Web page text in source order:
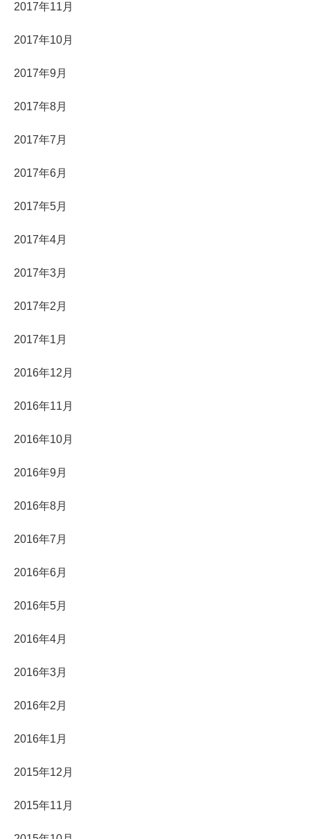
2017年11月
2017年10月
2017年9月
2017年8月
2017年7月
2017年6月
2017年5月
2017年4月
2017年3月
2017年2月
2017年1月
2016年12月
2016年11月
2016年10月
2016年9月
2016年8月
2016年7月
2016年6月
2016年5月
2016年4月
2016年3月
2016年2月
2016年1月
2015年12月
2015年11月